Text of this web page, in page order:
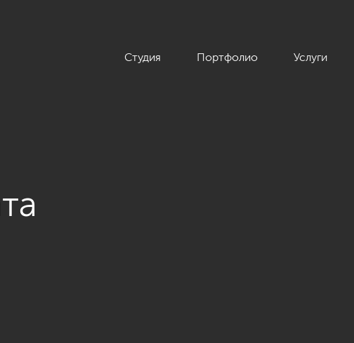
Студия Портфолио Услуги